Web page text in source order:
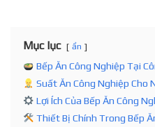
Mục lục ẩn
Bếp Ăn Công Nghiệp Tại
Suất Ăn Công Nghiệp Cho
Lợi Ích Của Bếp Ăn Công
Thiết Bị Chính Trong Bếp